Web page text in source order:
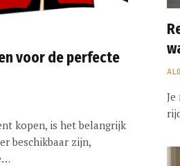
voor de perfecte
kopen, is het belangrijk
beschikbaar zijn,